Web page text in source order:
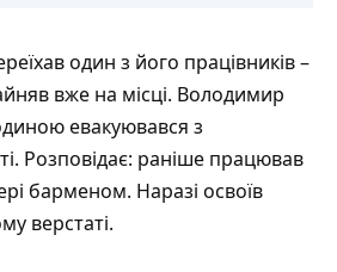
один з його працівників –
вже на місці. Володимир
евакуювався з
Розповідає: раніше працював
барменом. Наразі освоїв
верстаті.